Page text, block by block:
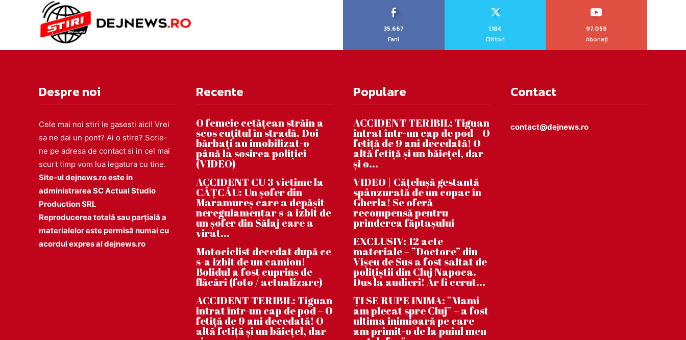
35,667
Fani
1,184
Cititori
97,058
Abonați
Despre noi
Cele mai noi stiri le gasesti aici! Vrei
sa ne dai un pont? Ai o stire? Scrie-
ne pe adresa de contact si in cel mai
scurt timp vom lua legatura cu tine.
Site-ul dejnews.ro este in
administrarea SC Actual Studio
Production SRL
Reproducerea totală sau parțială a
materialelor este permisă numai cu
acordul expres al dejnews.ro
Recente
O femeie cetățean străin a
scos cuțitul în stradă. Doi
bărbați au imobilizat-o
până la sosirea poliției
(VIDEO)
ACCIDENT CU 3 victime la
CÂȚCĂU: Un șofer din
Maramureș care a depășit
neregulamentar s-a izbit de
un șofer din Sălaj care a
virat...
Motociclist decedat după ce
s-a izbit de un camion!
Bolidul a fost cuprins de
flăcări (foto / actualizare)
ACCIDENT TERIBIL: Tiguan
intrat într-un cap de pod – O
fetiță de 9 ani decedată! O
altă fetiță și un băiețel, dar
Populare
ACCIDENT TERIBIL: Tiguan
intrat într-un cap de pod – O
fetiță de 9 ani decedată! O
altă fetiță și un băiețel, dar
și o...
VIDEO | Căţeluşă gestantă
spânzurată de un copac în
Gherla! Se oferă
recompensă pentru
prinderea făptaşului
EXCLUSIV: 12 acte
materiale – ”Doctore” din
Vișeu de Sus a fost saltat de
polițiștii din Cluj Napoca.
Dus la audieri! Ar fi cerut...
ȚI SE RUPE INIMA: ”Mami
am plecat spre Cluj” – a fost
ultima inimioară pe care
am primit-o de la puiul meu
Contact
contact@dejnews.ro